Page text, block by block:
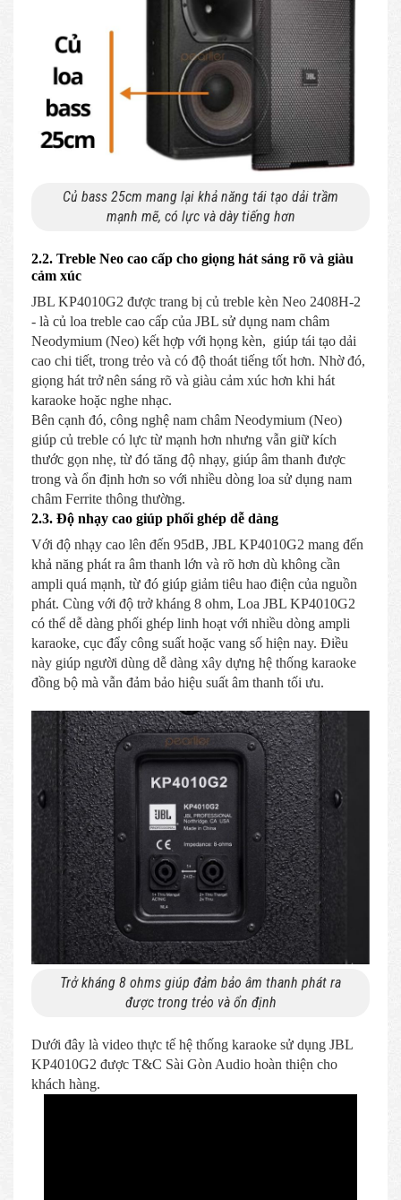
Củ bass 25cm mang lại khả năng tái tạo dải trầm
mạnh mẽ, có lực và dày tiếng hơn
2.2. Treble Neo cao cấp cho giọng hát sáng rõ và giàu
cảm xúc
JBL KP4010G2 được trang bị củ treble kèn Neo 2408H-2
- là củ loa treble cao cấp của JBL sử dụng nam châm
Neodymium (Neo) kết hợp với họng kèn, giúp tái tạo dải
cao chi tiết, trong trẻo và có độ thoát tiếng tốt hơn. Nhờ đó,
giọng hát trở nên sáng rõ và giàu cảm xúc hơn khi hát
karaoke hoặc nghe nhạc.
Bên cạnh đó, công nghệ nam châm Neodymium (Neo)
giúp củ treble có lực từ mạnh hơn nhưng vẫn giữ kích
thước gọn nhẹ, từ đó tăng độ nhạy, giúp âm thanh được
trong và ổn định hơn so với nhiều dòng loa sử dụng nam
châm Ferrite thông thường.
2.3. Độ nhạy cao giúp phối ghép dễ dàng
Với độ nhạy cao lên đến 95dB, JBL KP4010G2 mang đến
khả năng phát ra âm thanh lớn và rõ hơn dù không cần
ampli quá mạnh, từ đó giúp giảm tiêu hao điện của nguồn
phát. Cùng với độ trở kháng 8 ohm, Loa JBL KP4010G2
có thể dễ dàng phối ghép linh hoạt với nhiều dòng ampli
karaoke, cục đẩy công suất hoặc vang số hiện nay. Điều
này giúp người dùng dễ dàng xây dựng hệ thống karaoke
đồng bộ mà vẫn đảm bảo hiệu suất âm thanh tối ưu.
Trở kháng 8 ohms giúp đảm bảo âm thanh phát ra
được trong trẻo và ổn định
Dưới đây là video thực tế hệ thống karaoke sử dụng JBL
KP4010G2 được T&C Sài Gòn Audio hoàn thiện cho
khách hàng.